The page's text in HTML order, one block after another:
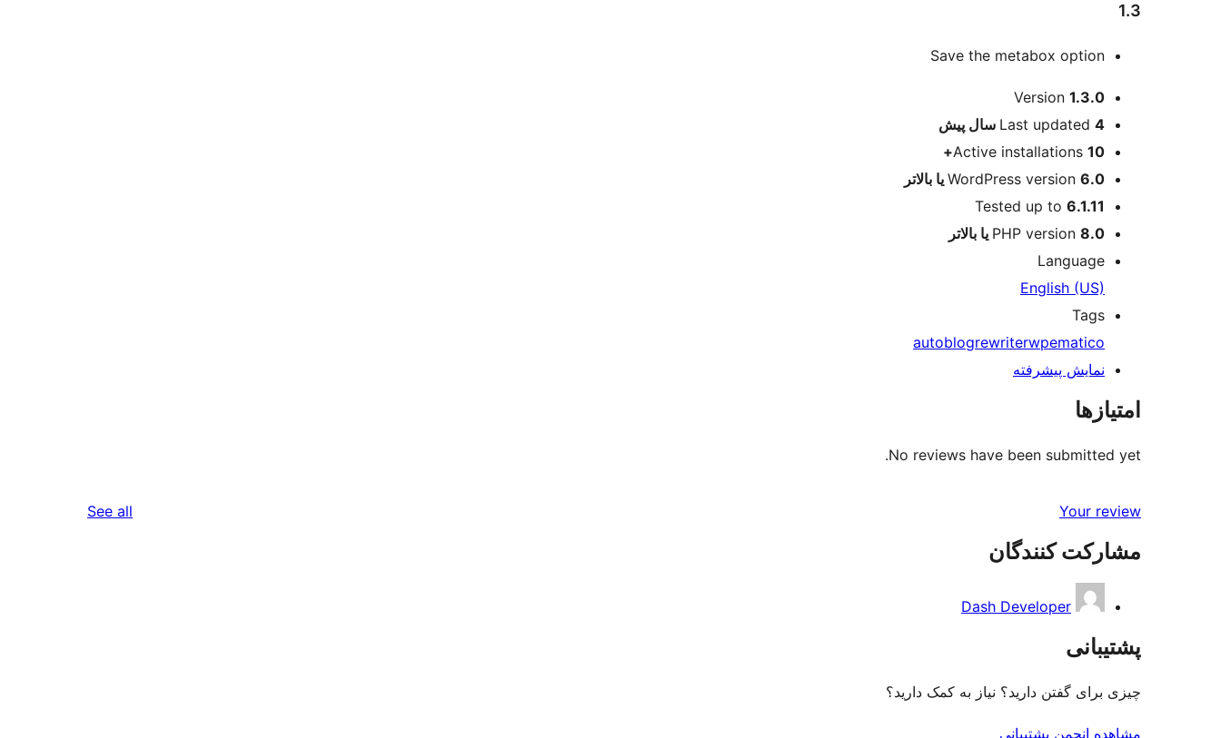
1.3
Save the metabox option
اطلاعات Version 1.3.0
Last updated 4 سال
پیش
Active installations 10+
WordPress version 6.0 یا بالاتر
Tested up to 6.1.11
PHP version 8.0 یا بالاتر
Language
English (US)
Tags
autoblogrewriterwpematico
نمایش پیشرفته
امتیازها
No reviews have been submitted yet.
Your review
See all
مشارکت کنندگان
Dash Developer
پشتیبانی
چیزی برای گفتن دارید؟ نیاز به کمک دارید؟
مشاهده انجمن پشتیبانی